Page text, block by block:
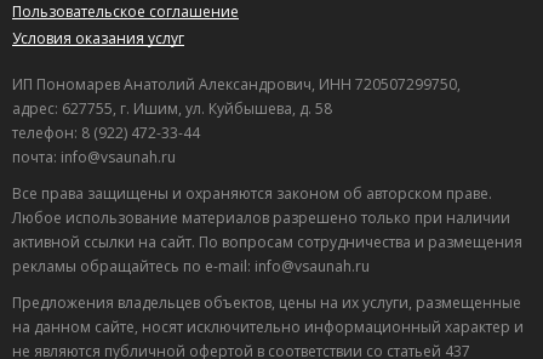
Пользовательское соглашение
Условия оказания услуг
ИП Пономарев Анатолий Александрович, ИНН 720507299750,
адрес: 627755, г. Ишим, ул. Куйбышева, д. 58
телефон: 8 (922) 472-33-44
почта: info@vsaunah.ru
Все права защищены и охраняются законом об авторском праве.
Любое использование материалов разрешено только при наличии
активной ссылки на сайт. По вопросам сотрудничества и размещения
рекламы обращайтесь по e-mail: info@vsaunah.ru
Предложения владельцев объектов, цены на их услуги, размещенные
на данном сайте, носят исключительно информационный характер и
не являются публичной офертой в соответствии со статьей 437